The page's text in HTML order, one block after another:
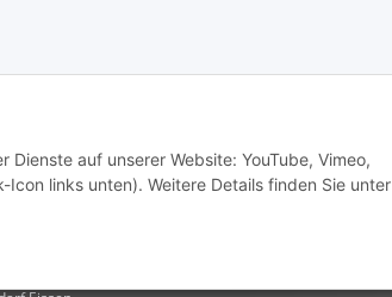
auf unserer Website: YouTube, Vimeo,
links unten). Weitere Details finden Sie unter